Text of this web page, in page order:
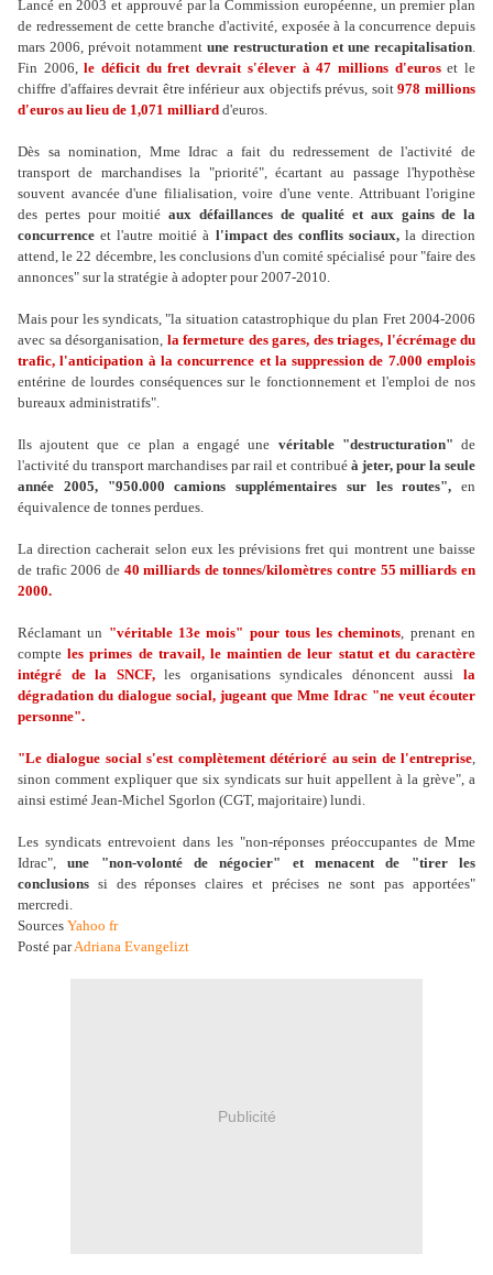
Lancé en 2003 et approuvé par la Commission européenne, un premier plan
de redressement de cette branche d'activité, exposée à la concurrence depuis
mars 2006, prévoit notamment une restructuration et une recapitalisation.
Fin 2006,le déficit du fret devrait s'élever à 47 millions d'euroset le
chiffre d'affaires devrait être inférieur aux objectifs prévus, soit978 millions
d'euros au lieu de 1,071 milliard d'euros.
Dès sa nomination, Mme Idrac a fait du redressement de l'activité de
transport de marchandises la "priorité", écartant au passage l'hypothèse
souvent avancée d'une filialisation, voire d'une vente. Attribuant l'origine
des pertes pour moitié aux défaillances de qualité et aux gains de la
concurrence et l'autre moitié à l'impact des conflits sociaux,la direction
attend, le 22 décembre, les conclusions d'un comité spécialisé pour "faire des
annonces" sur la stratégie à adopter pour 2007-2010.
Mais pour les syndicats, "la situation catastrophique du plan Fret 2004-2006
avec sa désorganisation, la fermeture des gares, des triages, l'écrémage du
trafic, l'anticipation à la concurrence et la suppression de 7.000 emplois
entérine de lourdes conséquences sur le fonctionnement et l'emploi de nos
bureaux administratifs".
Ils ajoutent que ce plan a engagé une véritable "destructuration" de
l'activité du transport marchandises par rail et contribué à jeter, pour la seule
année 2005, "950.000 camions supplémentaires sur les routes", en
équivalence de tonnes perdues.
La direction cacherait selon eux les prévisions fret qui montrent une baisse
de trafic 2006 de40 milliards de tonnes/kilomètres contre 55 milliards en
2000.
Réclamant un "véritable 13e mois" pour tous les cheminots, prenant en
compte les primes de travail, le maintien de leur statut et du caractère
intégré de la SNCF,les organisations syndicales dénoncent aussi la
dégradation du dialogue social, jugeant que Mme Idrac "ne veut écouter
personne".
"Le dialogue social s'est complètement détérioré au sein de l'entreprise,
sinon comment expliquer que six syndicats sur huit appellent à la grève", a
ainsi estimé Jean-Michel Sgorlon (CGT, majoritaire) lundi.
Les syndicats entrevoient dans les "non-réponses préoccupantes de Mme
Idrac",une "non-volonté de négocier" et menacent de "tirer les
conclusions si des réponses claires et précises ne sont pas apportées"
mercredi.
Sources Yahoo fr
Posté parAdriana Evangelizt
Publicité